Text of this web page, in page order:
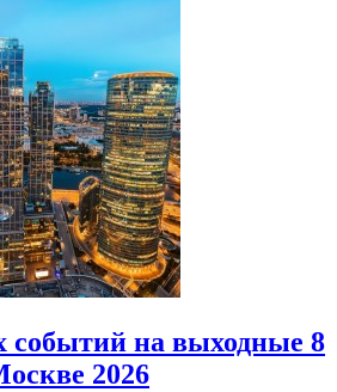
событий на выходные 8
2026